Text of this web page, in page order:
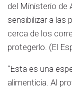
del Ministerio de
sensibilizar a las
cerca de los
protegerlo. (El
“Esta es una
alimenticia. Al